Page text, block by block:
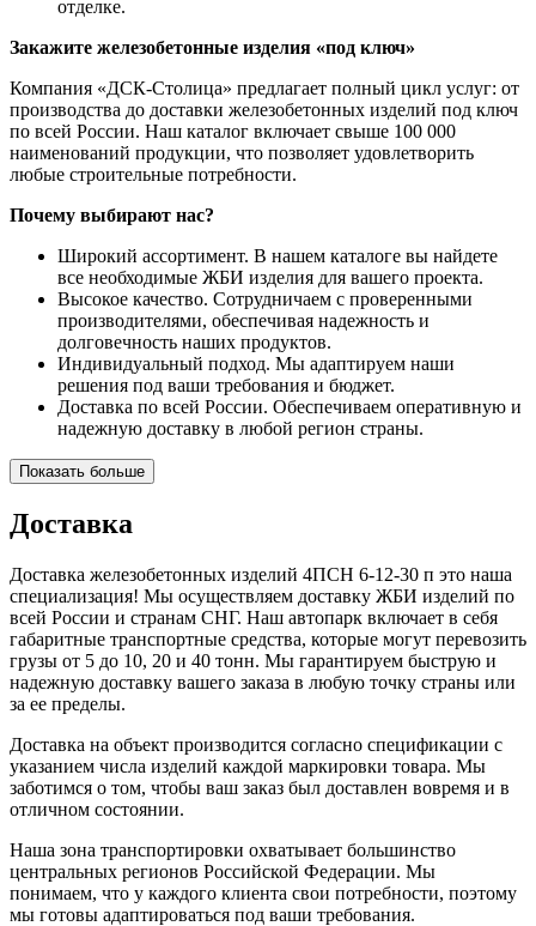
отделке.
Закажите железобетонные изделия «под ключ»
Компания «ДСК-Столица» предлагает полный цикл услуг: от
производства до доставки железобетонных изделий под ключ
по всей России. Наш каталог включает свыше 100 000
наименований продукции, что позволяет удовлетворить
любые строительные потребности.
Почему выбирают нас?
Широкий ассортимент. В нашем каталоге вы найдете
все необходимые ЖБИ изделия для вашего проекта.
Высокое качество. Сотрудничаем с проверенными
производителями, обеспечивая надежность и
долговечность наших продуктов.
Индивидуальный подход. Мы адаптируем наши
решения под ваши требования и бюджет.
Доставка по всей России. Обеспечиваем оперативную и
надежную доставку в любой регион страны.
Показать больше
Доставка
Доставка железобетонных изделий 4ПСН 6-12-30 п это наша
специализация! Мы осуществляем доставку ЖБИ изделий по
всей России и странам СНГ. Наш автопарк включает в себя
габаритные транспортные средства, которые могут перевозить
грузы от 5 до 10, 20 и 40 тонн. Мы гарантируем быструю и
надежную доставку вашего заказа в любую точку страны или
за ее пределы.
Доставка на объект производится согласно спецификации с
указанием числа изделий каждой маркировки товара. Мы
заботимся о том, чтобы ваш заказ был доставлен вовремя и в
отличном состоянии.
Наша зона транспортировки охватывает большинство
центральных регионов Российской Федерации. Мы
понимаем, что у каждого клиента свои потребности, поэтому
мы готовы адаптироваться под ваши требования.